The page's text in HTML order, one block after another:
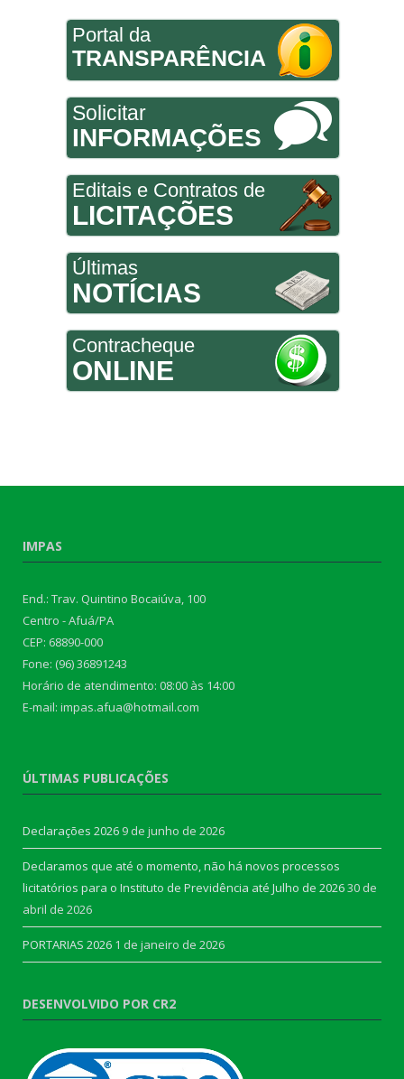
Portal da
TRANSPARÊNCIA
Solicitar
INFORMAÇÕES
Editais e Contratos de
LICITAÇÕES
Últimas
NOTÍCIAS
Contracheque
ONLINE
IMPAS
End.: Trav. Quintino Bocaiúva, 100
Centro - Afuá/PA
CEP: 68890-000
Fone: (96) 36891243
Horário de atendimento: 08:00 às 14:00
E-mail: impas.afua@hotmail.com
ÚLTIMAS PUBLICAÇÕES
Declarações 2026 9 de junho de 2026
Declaramos que até o momento, não há novos processos
licitatórios para o Instituto de Previdência até Julho de 202630 de
abril de 2026
PORTARIAS 2026 1 de janeiro de 2026
DESENVOLVIDO POR CR2